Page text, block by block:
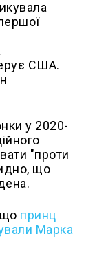
США.
у 2020-
"проти
що
принц
Марка